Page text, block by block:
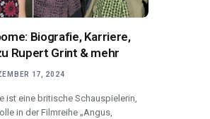
Biografie, Karriere,
Rupert Grint & mehr
17, 2024
ist eine britische Schauspielerin,
in der Filmreihe „Angus,